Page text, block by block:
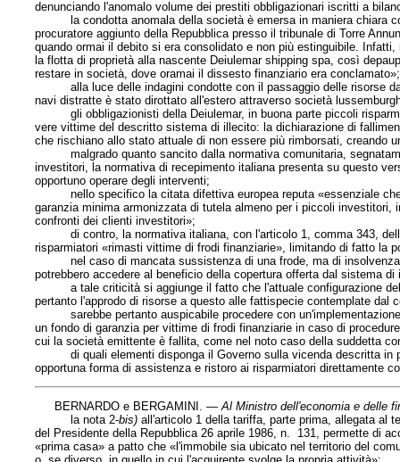
denunciando l'anomalo volume dei prestiti obbligazionari iscritti a
la condotta anomala della società è emersa in maniera chiara
procuratore aggiunto della Repubblica presso il tribunale di Torre
quando ormai il debito si era consolidato e non più estinguibile.
la flotta di proprietà alla nascente Deiulemar shipping spa, così
restare in società, dove oramai il dissesto finanziario era conclamato»;
alla luce delle indagini condotte con il passaggio delle risorse
navi distratte è stato dirottato all'estero attraverso società
gli obbligazionisti della Deiulemar, in buona parte piccoli
vere vittime del descritto sistema di illecito: la dichiarazione di
che rischiano allo stato attuale di non essere più rimborsati, creando
malgrado quanto sancito dalla normativa comunitaria,
investitori, la normativa di recepimento italiana presenta su questo
opportuno operare degli interventi;
nello specifico la citata difettiva europea reputa «essenziale che
garanzia minima armonizzata di tutela almeno per i piccoli
confronti dei clienti investitori»;
di contro, la normativa italiana, con l'articolo 1, comma 343,
risparmiatori «rimasti vittime di frodi finanziarie», limitando di fatto la
nel caso di mancata sussistenza di una frode, ma di insolvenza
potrebbero accedere al beneficio della copertura offerta dal sistema di
a tale criticità si aggiunge il fatto che l'attuale configurazione del
pertanto l'approdo di risorse a questo alle fattispecie contemplate dal
sarebbe pertanto auspicabile procedere con un'implementazione
un fondo di garanzia per vittime di frodi finanziarie in caso di
cui la società emittente è fallita, come nel noto caso della suddetta
di quali elementi disponga il Governo sulla vicenda descritta in
opportuna forma di assistenza e ristoro ai risparmiatori direttamente
BERNARDO e BERGAMINI. —Al Ministro dell'economia e delle
la nota 2-bis) all'articolo 1 della tariffa, parte prima, allegata al
del Presidente della Repubblica 26 aprile 1986, n. 131, permette di
«prima casa» a patto che «l'immobile sia ubicato nel territorio del